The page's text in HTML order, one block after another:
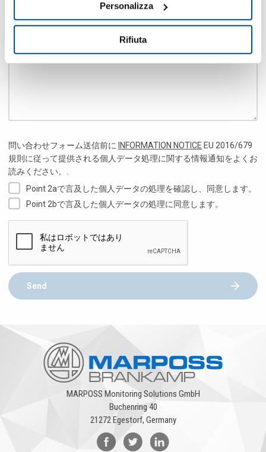
Personalizza
Rifiuta
メッセージ *
問い合わせフォーム送信前に INFORMATION NOTICE EU 2016/679
規則に従って提供される個人データ処理に関する情報通知をよくお
読みください。.
Point 2aで言及した個人データの処理を確認し、同意します。
Point 2bで言及した個人データの処理に同意します。
Send
MARPOSS Monitoring Solutions GmbH
Buchenring 40
21272 Egestorf, Germany